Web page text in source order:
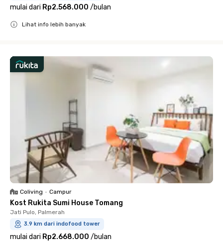
mulai dari Rp2.568.000 /bulan
Lihat info lebih banyak
Coliving • Campur
Kost Rukita Sumi House Tomang
Jati Pulo, Palmerah
3.9 km dari indofood tower
mulai dari Rp2.668.000 /bulan